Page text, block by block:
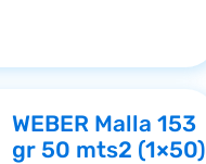
WEBER Malla 153
gr 50 mts2 (1×50)